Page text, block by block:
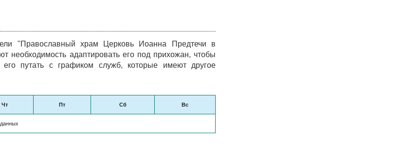
"Православный храм Церковь Иоанна Предтечи в
необходимость адаптировать его под прихожан, чтобы
путать с графиком служб, которые имеют другое
Чт Пт Сб Вс